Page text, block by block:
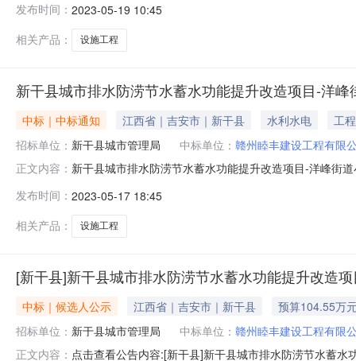
公司投标资质施工总承包·市政公用工程·市政公用工程
序人即为中标人。建
发布时间： 2023-05-19 10:45
相关产品：
设施工程
新干县城市排水防涝节水蓄水功能提升改造项目-洋
中标｜中标通知 江西省｜吉安市｜新干县 水利水电
工程
招标单位： 新干县城市管理局 中标单位： 赣州睦丰建设工程有限
正文内容： 新干县城市排水防涝节水蓄水功能提升改造项目-洋峰街
司中标金额：982703.500000来源平台：吉安市公共资源
发布时间： 2023-05-17 18:45
相关产品：
设施工程
[新干县]新干县城市排水防涝节水蓄水功能提升改造
中标｜候选人公示 江西省｜吉安市｜新干县
预算104.55万
招标单位： 新于县城市管理局 中标单位： 赣州睦丰建设工程有限
正文内容： 点击查看公告内容:[新干县]新干县城市排水防涝节水蓄